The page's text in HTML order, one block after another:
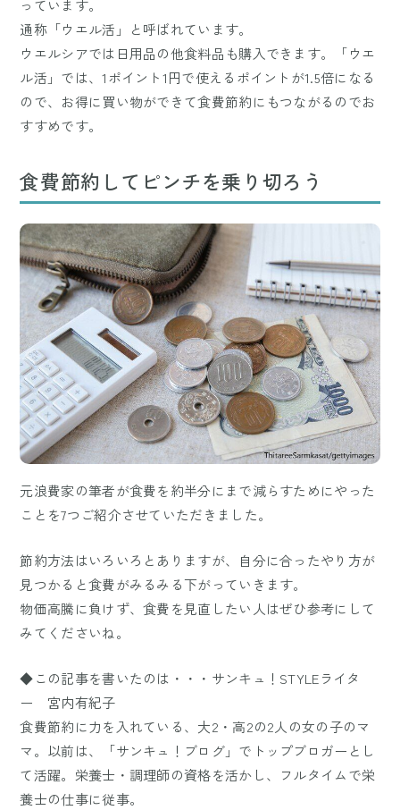
っています。
通称「ウエル活」と呼ばれています。
ウエルシアでは日用品の他食料品も購入できます。「ウエ
ル活」では、1ポイント1円で使えるポイントが1.5倍になる
ので、お得に買い物ができて食費節約にもつながるのでお
すすめです。
食費節約してピンチを乗り切ろう
元浪費家の筆者が食費を約半分にまで減らすためにやった
ことを7つご紹介させていただきました。
節約方法はいろいろとありますが、自分に合ったやり方が
見つかると食費がみるみる下がっていきます。
物価高騰に負けず、食費を見直したい人はぜひ参考にして
みてくださいね。
◆この記事を書いたのは・・・サンキュ！STYLEライタ
ー 宮内有紀子
食費節約に力を入れている、大2・高2の2人の女の子のマ
マ。以前は、「サンキュ！ブログ」でトップブロガーとし
て活躍。栄養士・調理師の資格を活かし、フルタイムで栄
養士の仕事に従事。